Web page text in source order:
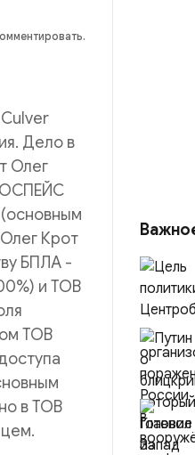
Дело в
Олег
Крот
БПЛА -
и ТОВ
ТОВ
в ТОВ